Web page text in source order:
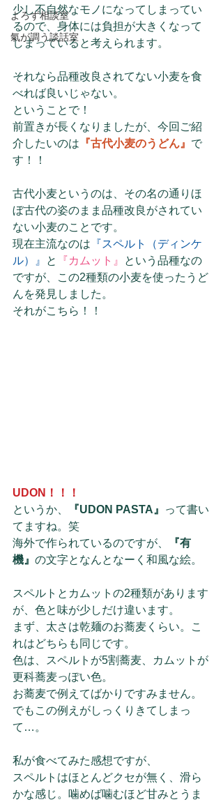
よろず相談室
氣が調う談話室
少し不自然なモノになってしまってい
るので、身体には負担が大きくなって
しまっていると考えられます。
それなら品種改良されてない小麦を食
べれば良いじゃない。
ということで！
前置きが長くなりましたが、今回ご紹
介したいのは 『古代小麦のうどん』 で
す！！
古代小麦というのは、その名の通りほ
ぼ古代の姿のまま品種改良がされてい
ない小麦のことです。
現在主流なのは 『スペルト（ディンケ
ル）』
と 『カムット』
という品種なの
ですが、この2種類の小麦を使ったうど
んを発見しました。
それがこちら！！
UDON！！！
というか、
『UDON PASTA』
って書い
てますね。笑
海外で作られているのですが、
『有
機』 の文字となんとなーく和風な絵。
スペルトとカムットの2種類があります
が、色と味が少しだけ違います。
まず、太さは乾麺のお蕎麦くらい。こ
れはどちらも同じです。
色は、スペルトが5割蕎麦、カムットが
更科蕎麦っぽい色。
お蕎麦で例えてばかりですみません。
でもこの例えがしっくりきてしまっ
て…。
私が食べてみた感想ですが、
スペルトはほとんどクセが無く、滑ら
かな感じ。噛めば噛むほど甘みとうま